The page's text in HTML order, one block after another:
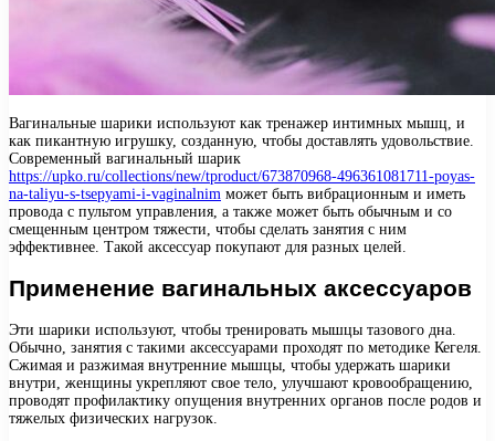
Вагинальные шарики используют как тренажер интимных мышц, и
как пикантную игрушку, созданную, чтобы доставлять удовольствие.
Современный вагинальный шарик
https://upko.ru/collections/new/tproduct/673870968-496361081711-poyas-
na-taliyu-s-tsepyami-i-vaginalnim может быть вибрационным и иметь
провода с пультом управления, а также может быть обычным и со
смещенным центром тяжести, чтобы сделать занятия с ним
эффективнее. Такой аксессуар покупают для разных целей.
Применение вагинальных аксессуаров
Эти шарики используют, чтобы тренировать мышцы тазового дна.
Обычно, занятия с такими аксессуарами проходят по методике Кегеля.
Сжимая и разжимая внутренние мышцы, чтобы удержать шарики
внутри, женщины укрепляют свое тело, улучшают кровообращению,
проводят профилактику опущения внутренних органов после родов и
тяжелых физических нагрузок.